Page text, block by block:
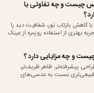
چیست و چه تفاوتی با
بازتاب نور، شفافیت دید را
بهتری از استفاده روزمره از عینک
و چه مزایایی دارد؟
پیشرفته‌تر، ظاهر ظریف‌تر،
طبیعی‌تری نسبت به عدسی‌های